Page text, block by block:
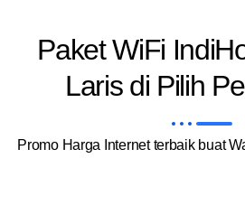
Paket WiFi
Laris di Pilih
Promo Harga Internet terbaik buat